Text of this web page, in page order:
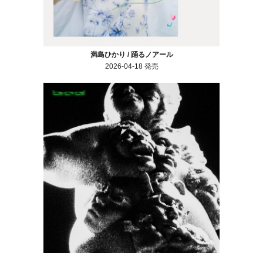
満島ひかり / 踊るノアール
2026-04-18 発売